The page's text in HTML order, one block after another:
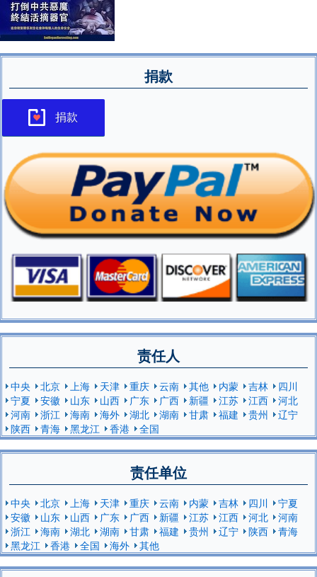
捐款
捐款
责任人
中央 北京 上海 天津 重庆 云南 其他 内蒙 吉林
四川
宁夏
安徽 山东 山西 广东 广西 新疆 江苏 江西
河北
河南
浙江 海南 海外 湖北 湖南 甘肃 福建 贵州
辽宁
陕西
青海 黑龙江 香港 全国
责任单位
中央 北京 上海 天津 重庆 云南 内蒙 吉林 四川
宁夏
安徽
山东 山西 广东 广西 新疆 江苏 江西 河北
河南
浙江
海南 湖北 湖南 甘肃 福建 贵州 辽宁 陕西
青海
黑龙江
香港 全国 海外 其他